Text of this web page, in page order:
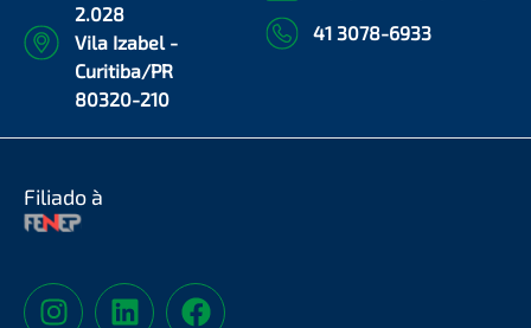
2.028
Vila Izabel -
Curitiba/PR
80320-210
41 3078-6933
Filiado à